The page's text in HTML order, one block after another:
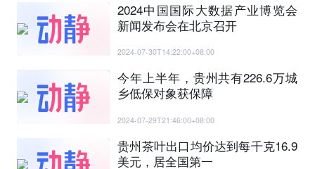
2024中国国际大数据产业博览会
新闻发布会在北京召开
2024-07-30T14:22:00+08:00
今年上半年，贵州共有226.6万城
乡低保对象获保障
2024-07-29T21:46:00+08:00
贵州茶叶出口均价达到每千克16.9
美元，居全国第一